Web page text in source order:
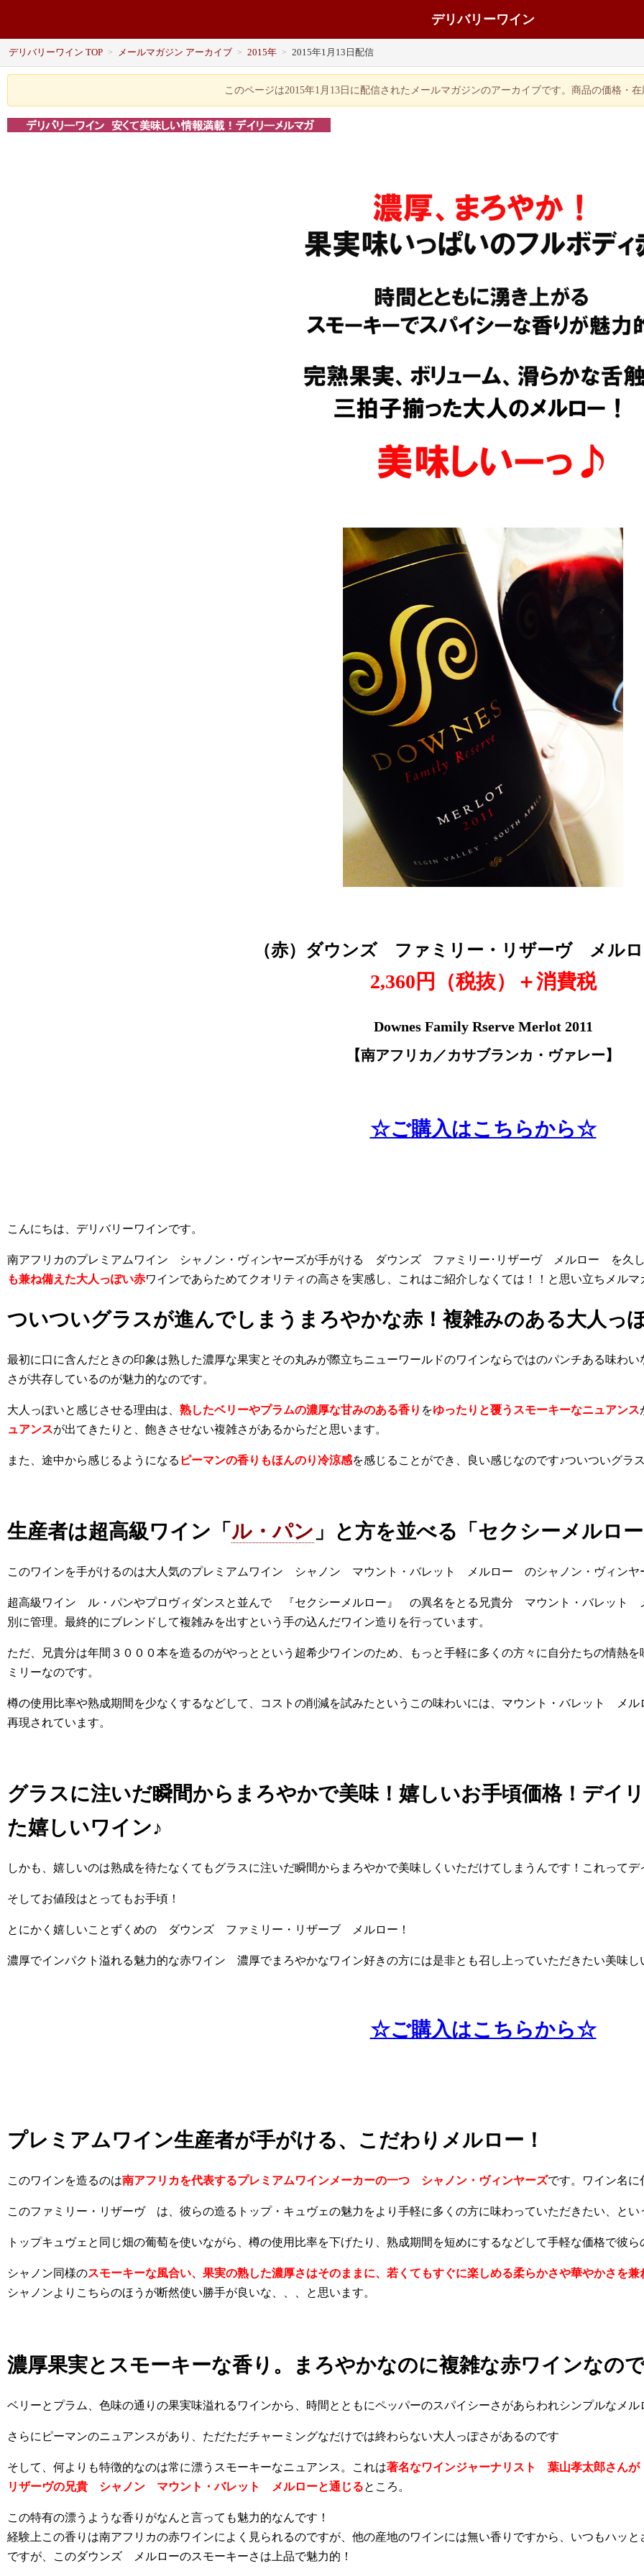
デリバリーワイン
デリバリーワイン TOP > メールマガジン アーカイブ > 2015年 > 2015年1月13日配信
このページは2015年1月13日に配信されたメールマガジンのアーカイブです。商品の価格・
（赤）ダウンズ ファミリー・リザーヴ メル
2,360円（税抜）＋消費税
Downes Family Rserve Merlot 2011
【南アフリカ／カサブランカ・ヴァレー】
☆ご購入はこちらから☆
こんにちは、デリバリーワインです。
南アフリカのプレミアムワイン シャノン・ヴィンヤーズが手がける ダウンズ ファミリー･リザーヴ メルロー を久し
も兼ね備えた大人っぽい赤ワインであらためてクオリティの高さを実感し、これはご紹介しなくては！！と思い立ちメル
ついついグラスが進んでしまうまろやかな赤！複雑みのある大人っ
最初に口に含んだときの印象は熟した濃厚な果実とその丸みが際立ちニューワールドのワインならではのパンチある味わ
さが共存しているのが魅力的なのです。
大人っぽいと感じさせる理由は、 熟したベリーやプラムの濃厚な甘みのある香り をゆったりと覆うスモーキーなニュアンス
ュアンスが出てきたりと、飽きさせない複雑さがあるからだと思います。
また、途中から感じるようになる ピーマンの香りもほんのり冷涼感を感じることができ、良い感じなのです♪ついついグラ
生産者は超高級ワイン「 ル・パン 」と方を並べる「セクシーメルロ
このワインを手がけるのは大人気のプレミアムワイン シャノン マウント・バレット メルロー のシャノン・ヴィンヤ
超高級ワイン ル・パンやプロヴィダンスと並んで 『セクシーメルロー』 の異名をとる兄貴分 マウント・バレット
別に管理。最終的にブレンドして複雑みを出すという手の込んだワイン造りを行っています。
ただ、兄貴分は年間３０００本を造るのがやっとという超希少ワインのため、もっと手軽に多くの方々に自分たちの情熱
ミリーなのです。
樽の使用比率や熟成期間を少なくするなどして、コストの削減を試みたというこの味わいには、マウント・バレット メ
再現されています。
グラスに注いだ瞬間からまろやかで美味！嬉しいお手頃価格！デイ
た嬉しいワイン♪
しかも、嬉しいのは熟成を待たなくてもグラスに注いだ瞬間からまろやかで美味しくいただけてしまうんです！これって
そしてお値段はとってもお手頃！
とにかく嬉しいことずくめの ダウンズ ファミリー・リザーブ メルロー！
濃厚でインパクト溢れる魅力的な赤ワイン 濃厚でまろやかなワイン好きの方には是非とも召し上っていただきたい美味し
☆ご購入はこちらから☆
プレミアムワイン生産者が手がける、こだわりメルロー！
このワインを造るのは南アフリカを代表するプレミアムワインメーカーの一つ シャノン・ヴィンヤーズです。ワイン名に
このファミリー・リザーヴ は、彼らの造るトップ・キュヴェの魅力をより手軽に多くの方に味わっていただきたい、と
トップキュヴェと同じ畑の葡萄を使いながら、樽の使用比率を下げたり、熟成期間を短めにするなどして手軽な価格で彼
シャノン同様のスモーキーな風合い、果実の熟した濃厚さはそのままに、若くてもすぐに楽しめる柔らかさや華やかさを
シャノンよりこちらのほうが断然使い勝手が良いな、、、と思います。
濃厚果実とスモーキーな香り。まろやかなのに複雑な赤ワインなの
ベリーとプラム、色味の通りの果実味溢れるワインから、時間とともにペッパーのスパイシーさがあらわれシンプルなメ
さらにピーマンのニュアンスがあり、ただただチャーミングなだけでは終わらない大人っぽさがあるのです
そして、何よりも特徴的なのは常に漂うスモーキーなニュアンス。これは著名なワインジャーナリスト 葉山孝太郎さん
リザーヴの兄貴 シャノン マウント・バレット メルローと通じるところ。
この特有の漂うような香りがなんと言っても魅力的なんです！
経験上この香りは南アフリカの赤ワインによく見られるのですが、他の産地のワインには無い香りですから、いつもハッ
ですが、このダウンズ メルローのスモーキーさは上品で魅力的！